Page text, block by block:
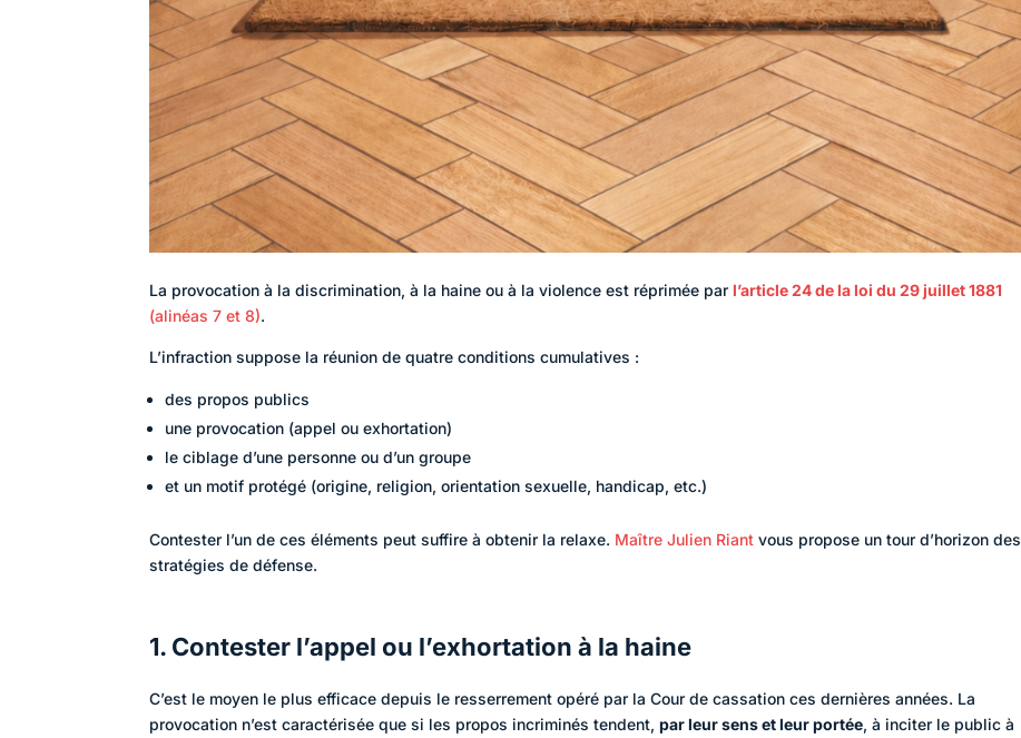
La provocation à la discrimination, à la haine ou à la violence est réprimée parl’article 24 de la loi du 29 juillet 1881
(alinéas 7 et 8).
L’infraction suppose la réunion de quatre conditions cumulatives :
des propos publics
une provocation (appel ou exhortation)
le ciblage d’une personne ou d’un groupe
et un motif protégé (origine, religion, orientation sexuelle, handicap, etc.)
Contester l’un de ces éléments peut suffire à obtenir la relaxe. Maître Julien Riant vous propose un tour d’horizon des
stratégies de défense.
1. Contester l’appel ou l’exhortation à la haine
C’est le moyen le plus efficace depuis le resserrement opéré par la Cour de cassation ces dernières années. La
provocation n’est caractérisée que si les propos incriminés tendent,par leur sens et leur portée, à inciter le public à